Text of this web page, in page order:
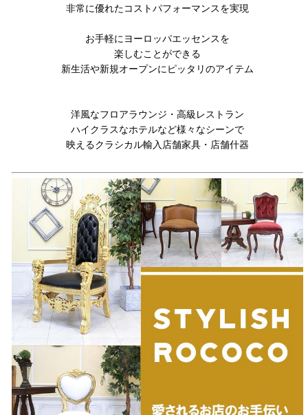
非常に優れたコストパフォーマンスを実現
お手軽にヨーロッパエッセンスを
楽しむことができる
新生活や新規オープンにピッタリのアイテム
洋風なフロアラウンジ・高級レストラン
ハイクラスなホテルなど様々なシーンで
映えるクラシカル輸入店舗家具・店舗什器